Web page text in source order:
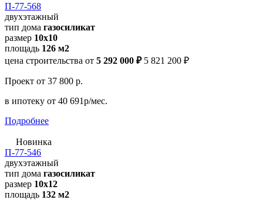
П-77-568
двухэтажный
тип дома газосиликат
размер 10х10
площадь 126 м2
цена строительства от 5 292 000 ₽ 5 821 200 ₽
Проект от 37 800 р.
в ипотеку от 40 691р/мес.
Подробнее
Новинка
П-77-546
двухэтажный
тип дома газосиликат
размер 10х12
площадь 132 м2